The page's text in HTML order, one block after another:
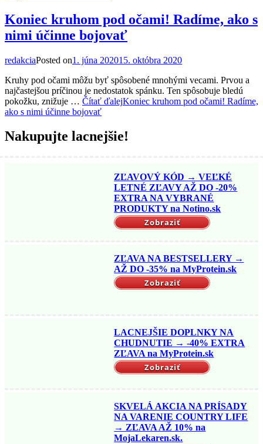
Koniec kruhom pod očami! Radíme, ako s
nimi účinne bojovať
redakciaPosted on1. júna 202015. októbra 2020
Kruhy pod očami môžu byť spôsobené mnohými vecami. Prvou a
najčastejšou príčinou je nedostatok spánku. Ten spôsobuje bledú
pokožku, znižuje … Čítať ďalejKoniec kruhom pod očami! Radíme,
ako s nimi účinne bojovať
Nakupujte lacnejšie!
ZĽAVOVÝ KÓD → VEĽKÉ
LETNÉ ZĽAVY AŽ DO -20%
EXTRA NA VYBRANÉ
PRODUKTY na Notino.sk
Zobraziť
ZĽAVA NA BESTSELLERY →
AŽ DO -35% na MyProtein.sk
Zobraziť
LACNEJŠIE DOPLNKY NA
CHUDNUTIE → -40% EXTRA
ZĽAVA na MyProtein.sk
Zobraziť
SKVELÁ AKCIA NA PRÍSADY
NA VARENIE COUNTRY LIFE
→ ZĽAVA AŽ 10% na
MojaLekaren.sk.